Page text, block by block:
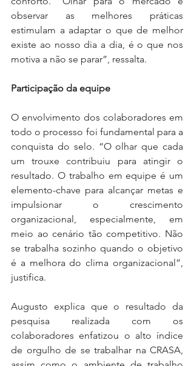
observar as melhores práticas
estimulam a adaptar o que de melhor
existe ao nosso dia a dia, é o que nos
motiva a não se parar”, ressalta.
Participação da equipe
O envolvimento dos colaboradores em
todo o processo foi fundamental para a
conquista do selo. “O olhar que cada
um trouxe contribuiu para atingir o
resultado. O trabalho em equipe é um
elemento-chave para alcançar metas e
impulsionar o crescimento
organizacional, especialmente, em
meio ao cenário tão competitivo. Não
se trabalha sozinho quando o objetivo
é a melhora do clima organizacional”,
justifica.
Augusto explica que o resultado da
pesquisa realizada com os
colaboradores enfatizou o alto índice
de orgulho de se trabalhar na CRASA,